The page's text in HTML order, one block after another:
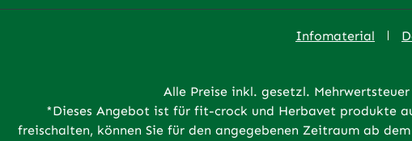
Infomaterial
Alle Preise inkl. gesetzl.
*Dieses Angebot ist für fit-crock und Herbavet produkte
freischalten, können Sie für den angegebenen Zeitraum ab